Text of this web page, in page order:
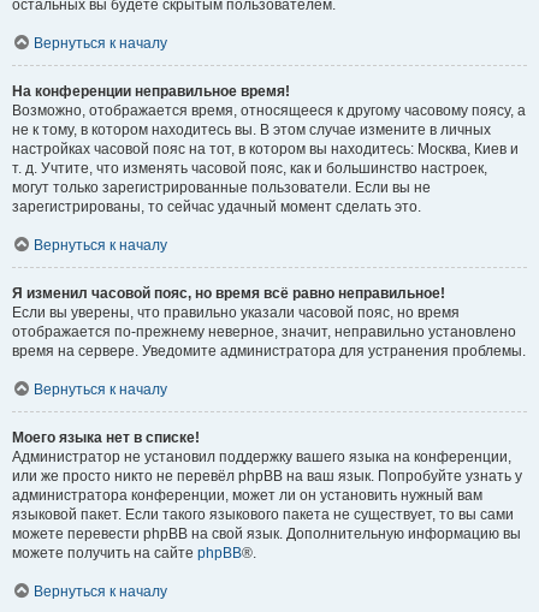
остальных вы будете скрытым пользователем.
Вернуться к началу
На конференции неправильное время!
Возможно, отображается время, относящееся к другому часовому поясу, а
не к тому, в котором находитесь вы. В этом случае измените в личных
настройках часовой пояс на тот, в котором вы находитесь: Москва, Киев и
т. д. Учтите, что изменять часовой пояс, как и большинство настроек,
могут только зарегистрированные пользователи. Если вы не
зарегистрированы, то сейчас удачный момент сделать это.
Вернуться к началу
Я изменил часовой пояс, но время всё равно неправильное!
Если вы уверены, что правильно указали часовой пояс, но время
отображается по-прежнему неверное, значит, неправильно установлено
время на сервере. Уведомите администратора для устранения проблемы.
Вернуться к началу
Моего языка нет в списке!
Администратор не установил поддержку вашего языка на конференции,
или же просто никто не перевёл phpBB на ваш язык. Попробуйте узнать у
администратора конференции, может ли он установить нужный вам
языковой пакет. Если такого языкового пакета не существует, то вы сами
можете перевести phpBB на свой язык. Дополнительную информацию вы
можете получить на сайте phpBB®.
Вернуться к началу